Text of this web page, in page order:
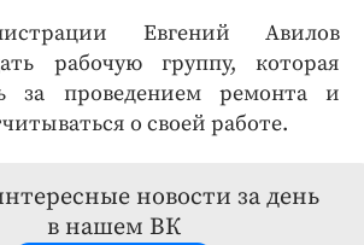
Евгений Авилов
рабочую группу, которая
за проведением ремонта и
о своей работе.
новости за день
в нашем ВК